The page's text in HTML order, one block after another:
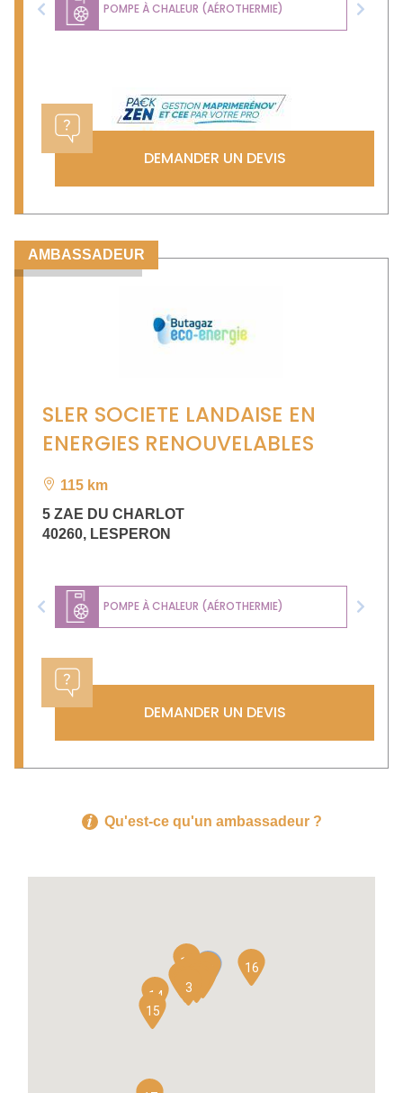
POMPE À CHALEUR (AÉROTHERMIE)
Previous Next
DEMANDER UN DEVIS
AMBASSADEUR
SLER SOCIETE LANDAISE EN
ENERGIES RENOUVELABLES
115 km
5 ZAE DU CHARLOT
40260, LESPERON
POMPE À CHALEUR (AÉROTHERMIE)
Previous Next
DEMANDER UN DEVIS
Qu'est-ce qu'un ambassadeur ?
3
4
5
8
13
14
15
16